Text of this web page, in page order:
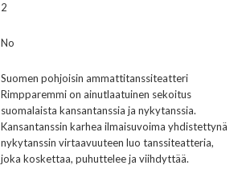
2
No
Suomen pohjoisin ammattitanssiteatteri
Rimpparemmi on ainutlaatuinen sekoitus
suomalaista kansantanssia ja nykytanssia.
Kansantanssin karhea ilmaisuvoima yhdistettynä
nykytanssin virtaavuuteen luo tanssiteatteria,
joka koskettaa, puhuttelee ja viihdyttää.